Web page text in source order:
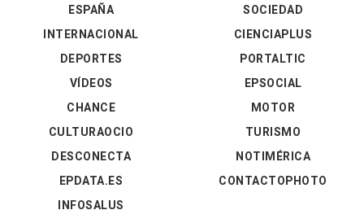
ESPAÑA
INTERNACIONAL
DEPORTES
VÍDEOS
SOCIEDAD
CIENCIAPLUS
PORTALTIC
EPSOCIAL
CHANCE
CULTURAOCIO
DESCONECTA
EPDATA.ES
INFOSALUS
MOTOR
TURISMO
NOTIMÉRICA
CONTACTOPHOTO